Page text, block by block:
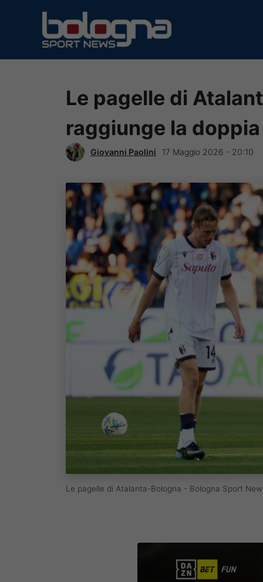
contenuto
Le pagelle di
raggiunge la
Giovanni Paolini 17 Maggio 2026 - 20:10
Le pagelle di Atalanta-Bologna - Bologna Sport